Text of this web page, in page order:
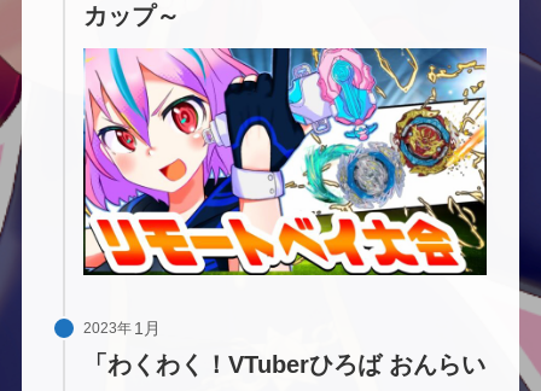
カップ～
2023年
「わくわく！VTuberひろば おんらい